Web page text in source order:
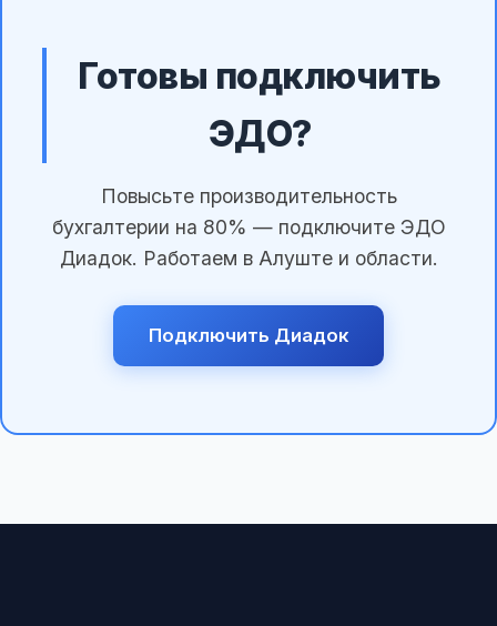
Готовы подключить
ЭДО?
Повысьте производительность
бухгалтерии на 80% — подключите ЭДО
Диадок. Работаем в Алуште и области.
Подключить Диадок